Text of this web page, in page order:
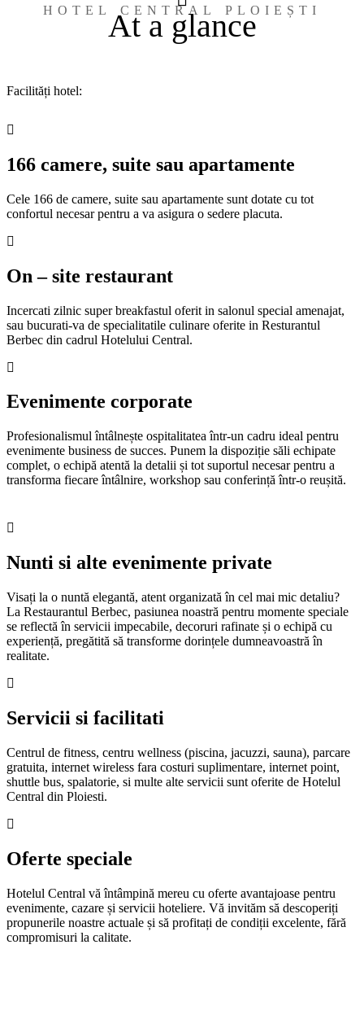
HOTEL CENTRAL PLOIEȘTI
At a glance
Facilități hotel:
166 camere, suite sau apartamente
Cele 166 de camere, suite sau apartamente sunt dotate cu tot
confortul necesar pentru a va asigura o sedere placuta.
On – site restaurant
Incercati zilnic super breakfastul oferit in salonul special amenajat,
sau bucurati-va de specialitatile culinare oferite in Resturantul
Berbec din cadrul Hotelului Central.
Evenimente corporate
Profesionalismul întâlnește ospitalitatea într-un cadru ideal pentru
evenimente business de succes. Punem la dispoziție săli echipate
complet, o echipă atentă la detalii și tot suportul necesar pentru a
transforma fiecare întâlnire, workshop sau conferință într-o reușită.
Nunti si alte evenimente private
Visați la o nuntă elegantă, atent organizată în cel mai mic detaliu?
La Restaurantul Berbec, pasiunea noastră pentru momente speciale
se reflectă în servicii impecabile, decoruri rafinate și o echipă cu
experiență, pregătită să transforme dorințele dumneavoastră în
realitate.
Servicii si facilitati
Centrul de fitness, centru wellness (piscina, jacuzzi, sauna), parcare
gratuita, internet wireless fara costuri suplimentare, internet point,
shuttle bus, spalatorie, si multe alte servicii sunt oferite de Hotelul
Central din Ploiesti.
Oferte speciale
Hotelul Central vă întâmpină mereu cu oferte avantajoase pentru
evenimente, cazare și servicii hoteliere. Vă invităm să descoperiți
propunerile noastre actuale și să profitați de condiții excelente, fără
compromisuri la calitate.